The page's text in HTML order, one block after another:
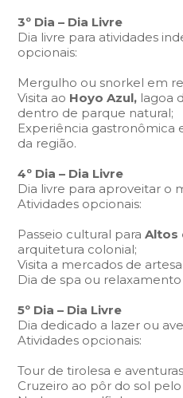
3º Dia – Dia Livre
Dia livre para atividades
opcionais:
Mergulho ou snorkel em
Visita ao Hoyo Azul, lagoa
dentro de parque natural;
Experiência gastronômica
da região.
4º Dia – Dia Livre
Dia livre para aproveitar o
Atividades opcionais:
Passeio cultural paraAltos
arquitetura colonial;
Visita a mercados de
Dia de spa ou
5º Dia – Dia Livre
Dia dedicado a lazer ou
Atividades opcionais:
Tour de tirolesa e
Cruzeiro ao pôr do sol pelo